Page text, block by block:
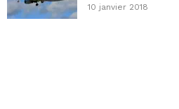
10 janvier 2018